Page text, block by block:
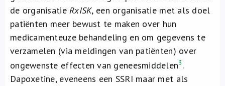
de organisatieRxISK, een organisatie met als doel
patiënten meer bewust te maken over hun
medicamenteuze behandeling en om gegevens te
verzamelen (via meldingen van patiënten) over
ongewenste effecten van geneesmiddelen3.
Dapoxetine, eveneens een SSRI maar met als